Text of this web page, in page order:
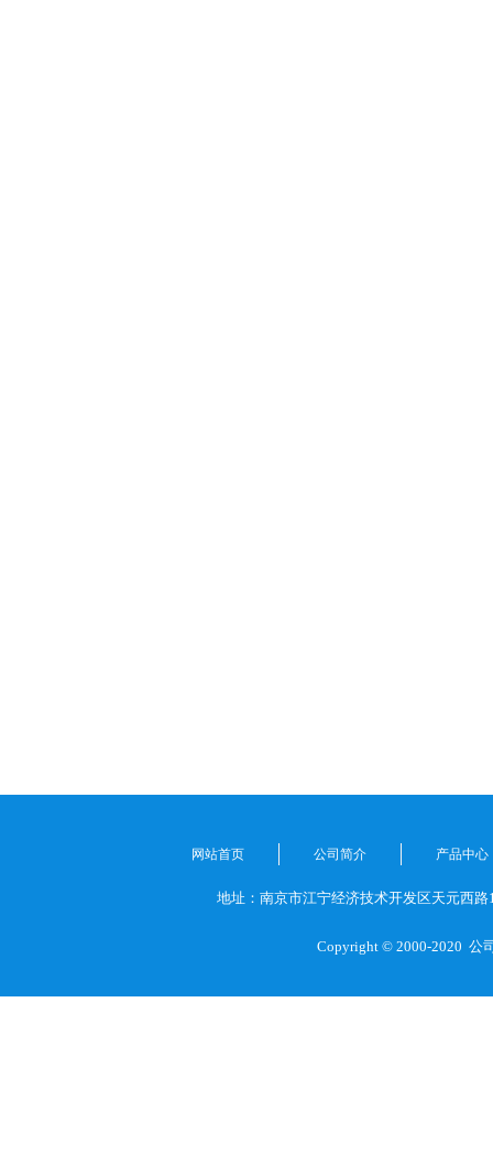
网站首页 公司简介 产品中心
地址：南京市江宁经济技术开发区天元西路
Copyright © 2000-2020 公